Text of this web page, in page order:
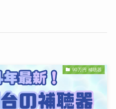
90万円 補聴器